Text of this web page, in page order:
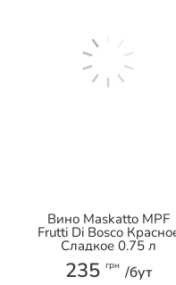
Вино Maskatto MPF
Frutti Di Bosco
Сладкое 0.75 л
235 грн /бут